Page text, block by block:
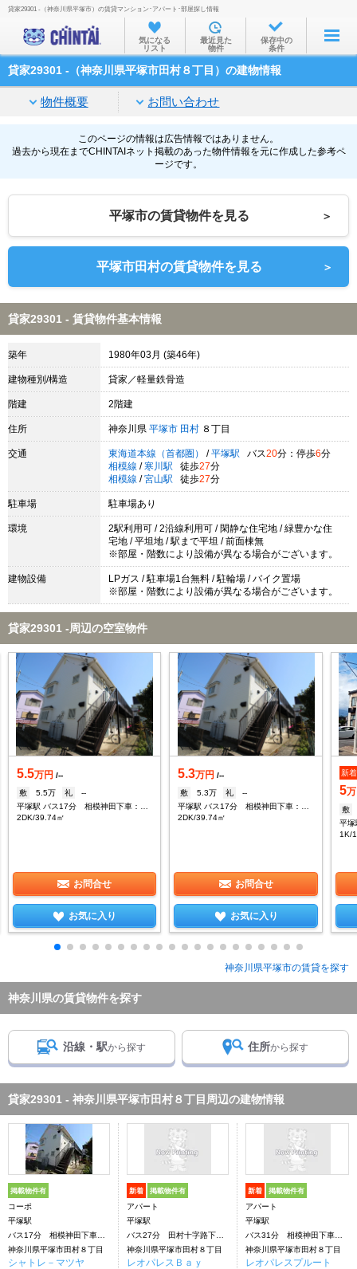
お部屋を探す
沿線・駅から
家賃相場から
通勤通学時間から
物件特集から
不動産会社から
TOP
貸家29301 -（神奈川県平塚市）の賃貸マンション･アパート･部屋探し情報
気になる
リスト
最近見た
物件
保存中の
条件
貸家29301 -（神奈川県平塚市田村８丁目）の建物情報
物件概要 お問い合わせ
このページの情報は広告情報ではありません。
過去から現在までCHINTAIネット掲載のあった物件情報を元に作成した参考ペ
ージです。
平塚市の賃貸物件を見る ＞
平塚市田村の賃貸物件を見る ＞
貸家29301 - 賃貸物件基本情報
築年 1980年03月 (築46年)
建物種別/構造 貸家／軽量鉄骨造
階建 2階建
住所 神奈川県 平塚市 田村 ８丁目
交通 東海道本線（首都圏） / 平塚駅 バス20分：停歩6分
相模線 / 寒川駅 徒歩27分
相模線 / 宮山駅 徒歩27分
駐車場 駐車場あり
環境
2駅利用可 / 2沿線利用可 / 閑静な住宅地 / 緑豊かな住
宅地 / 平坦地 / 駅まで平坦 / 前面棟無
※部屋・階数により設備が異なる場合がございます。
建物設備
LPガス / 駐車場1台無料 / 駐輪場 / バイク置場
※部屋・階数により設備が異なる場合がございます。
貸家29301 -周辺の空室物件
5.5万円 /--
敷
5.5万 礼
--
2DK/39.74㎡
お問合せ
お気に入り
5.3万円 /--
敷
5.3万 礼
--
2DK/39.74㎡
お問合せ
お気に入り
新着
5
敷
1K/
神奈川県平塚市の賃貸を探す
神奈川県の賃貸物件を探す
沿線・駅から探す 住所から探す
貸家29301 - 神奈川県平塚市田村８丁目周辺の建物情報
掲載物件有
コーポ
平塚駅
バス17分 相模神田下車：停歩5分
神奈川県平塚市田村８丁目
シャトレ－マツヤ
新着 掲載物件有
アパート
平塚駅
バス27分 田村十字路下車：停歩6分
神奈川県平塚市田村８丁目
レオパレスＢａｙ
新着 掲載物件有
アパート
平塚駅
バス31分 相模神田下車：停歩5分
神奈川県平塚市田村８丁目
レオパレスプルート